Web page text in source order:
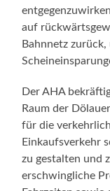
auf
Bahnnetz
Der AHA
Raum der
für die
Einkaufsverkehr
zu gestalten und
erschwingliche